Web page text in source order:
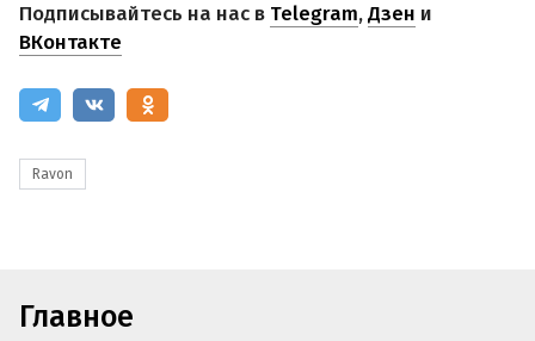
Подписывайтесь на нас в Telegram,Дзен и
ВКонтакте
Ravon
Главное